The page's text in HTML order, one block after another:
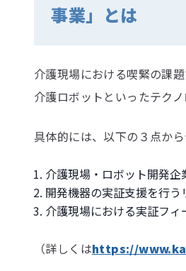
事業」とは
介護現場における喫緊の課
介護ロボットといったテク
具体的には、以下の３点か
介護現場・ロボット開発企
開発機器の実証支援を行
介護現場における実証フィ
（詳しくはhttps://